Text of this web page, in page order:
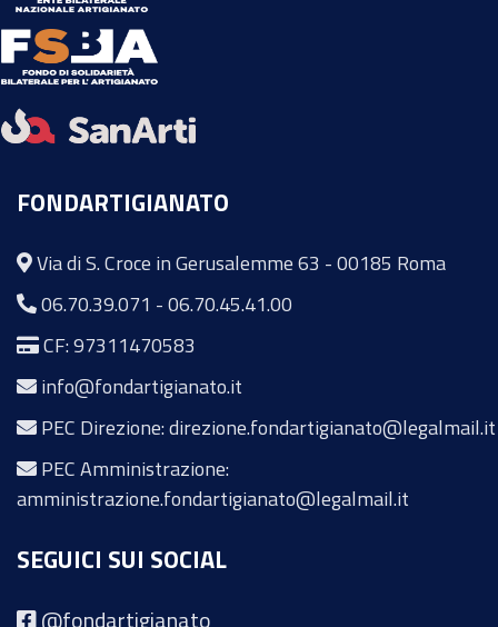
FONDARTIGIANATO
Via di S. Croce in Gerusalemme 63 - 00185 Roma
06.70.39.071 -06.70.45.41.00
CF: 97311470583
info@fondartigianato.it
PEC Direzione: direzione.fondartigianato@legalmail.it
PEC Amministrazione:
amministrazione.fondartigianato@legalmail.it
SEGUICI SUI SOCIAL
@fondartigianato